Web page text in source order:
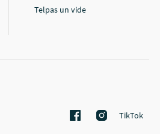
Telpas un vide
TikTok